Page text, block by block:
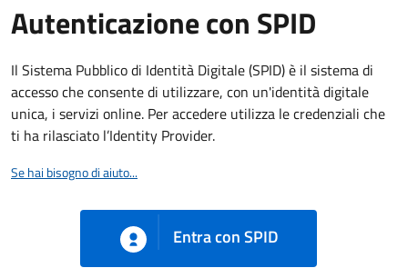
Autenticazione con SPID
Il Sistema Pubblico di Identità Digitale (SPID) è il sistema di
accesso che consente di utilizzare, con un'identità digitale
unica, i servizi online. Per accedere utilizza le credenziali che
ti ha rilasciato l’Identity Provider.
Se hai bisogno di aiuto...
Entra con SPID